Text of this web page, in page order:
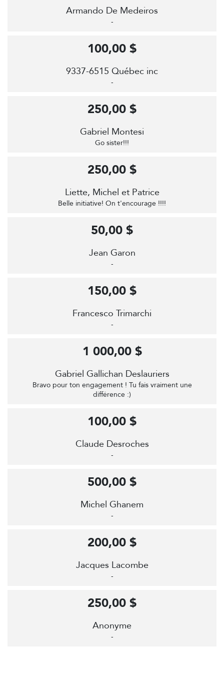
Armando De Medeiros
-
9337-6515 Québec inc
-
100,00 $
Gabriel Montesi
Go sister!!!
250,00 $
Liette, Michel et Patrice
Belle initiative! On t'encourage !!!!
250,00 $
Jean Garon
-
50,00 $
Francesco Trimarchi
-
150,00 $
Gabriel Gallichan Deslauriers
Bravo pour ton engagement ! Tu fais vraiment une
différence :)
1 000,00 $
Claude Desroches
-
100,00 $
Michel Ghanem
-
500,00 $
Jacques Lacombe
-
200,00 $
Anonyme
-
250,00 $